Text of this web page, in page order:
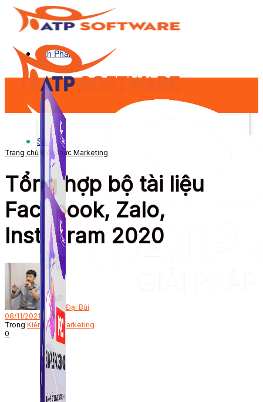
Sản Phẩm
Sản Phẩm
Trang chủ Kiến thức Marketing
Tổng hợp bộ tài liệu
Facebook, Zalo,
Instagram 2020
Bởi Đại Bùi
08/11/2021
Trong Kiến thức Marketing
0